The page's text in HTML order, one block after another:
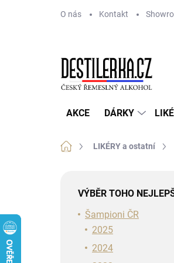
O nás Kontakt
AKCE DÁRKY
Domů LIKÉRY a ostatní
VÝBĚR TOHO
Šampioni ČR
2025
2024